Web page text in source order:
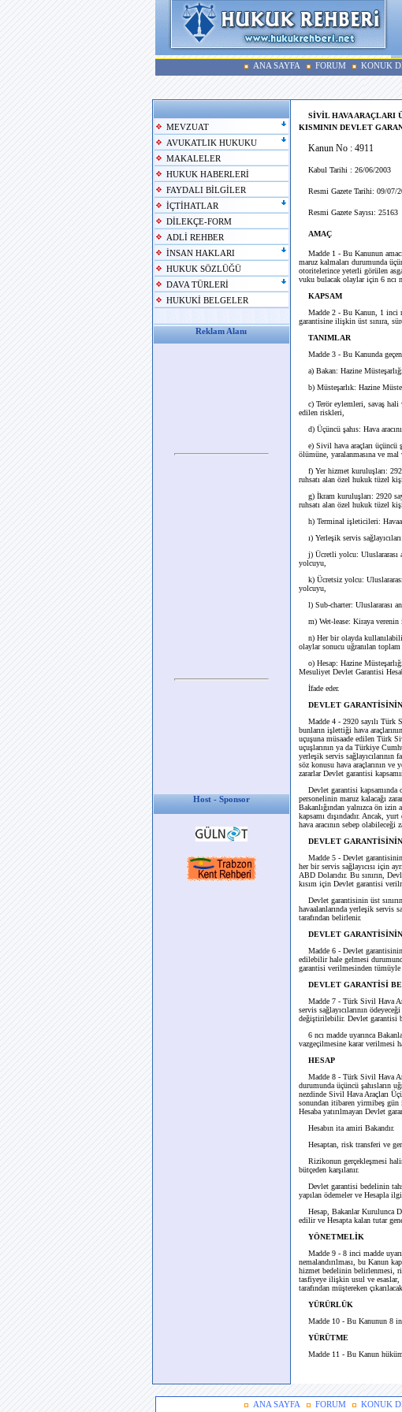
ANA SAYFA FORUM KONUK
MEVZUAT
AVUKATLIK HUKUKU
MAKALELER
HUKUK HABERLERİ
FAYDALI BİLGİLER
İÇTİHATLAR
DİLEKÇE-FORM
ADLİ REHBER
İNSAN HAKLARI
HUKUK SÖZLÜĞÜ
DAVA TÜRLERİ
HUKUKİ BELGELER
Reklam Alanı
Host - Sponsor
SİVİL HAVA ARAÇLARI
KISMININ DEVLET
Kanun No : 4911
Kabul Tarihi : 26/06/2003
Resmi Gazete Tarihi: 09/07/
Resmi Gazete Sayısı: 25163
AMAÇ
Madde 1 - Bu Kanunun
maruz kalmaları durumunda
otoritelerince yeterli görülen
vuku bulacak olaylar için 6 ncı
KAPSAM
Madde 2 - Bu Kanun, 1 inci
garantisine ilişkin üst sınıra,
TANIMLAR
Madde 3 - Bu Kanunda
a) Bakan: Hazine
b) Müsteşarlık: Hazine
c) Terör eylemleri, savaş hali
edilen riskleri,
d) Üçüncü şahıs: Hava
e) Sivil hava araçları üçüncü
ölümüne, yaralanmasına ve mal
f) Yer hizmet kuruluşları:
ruhsatı alan özel hukuk tüzel
g) İkram kuruluşları: 2920
ruhsatı alan özel hukuk tüzel
h) Terminal işleticileri:
ı) Yerleşik servis
j) Ücretli yolcu: Uluslararası
yolcuyu,
k) Ücretsiz yolcu: Uluslararası
yolcuyu,
l) Sub-charter: Uluslararası
m) Wet-lease: Kiraya verenin
n) Her bir olayda
olaylar sonucu uğranılan
o) Hesap: Hazine
Mesuliyet Devlet Garantisi
İfade eder.
DEVLET
Madde 4 - 2920 sayılı Türk
bunların işlettiği hava
uçuşuna müsaade edilen Türk
uçuşlarının ya da Türkiye
yerleşik servis
söz konusu hava araçlarının ve
zararlar Devlet garantisi
Devlet garantisi kapsamında
personelinin maruz kalacağı
Bakanlığından yalnızca ön izin
kapsamı dışındadır. Ancak,
hava aracının sebep
DEVLET
Madde 5 - Devlet
her bir servis sağlayıcısı için
ABD Dolarıdır. Bu sınırın,
kısım için Devlet garantisi
Devlet garantisinin üst
havaalanlarında yerleşik servis
tarafından belirlenir.
DEVLET
Madde 6 - Devlet
edilebilir hale gelmesi
garantisi verilmesinden
DEVLET GARANTİSİ
Madde 7 - Türk Sivil Hava
servis sağlayıcılarının
değiştirilebilir. Devlet garantisi
6 ncı madde uyarınca
vazgeçilmesine karar verilmesi
HESAP
Madde 8 - Türk Sivil Hava
durumunda üçüncü şahısların
nezdinde Sivil Hava Araçları
sonundan itibaren yirmibeş gün
Hesaba yatırılmayan Devlet
Hesabın ita amiri Bakandır.
Hesaptan, risk transferi ve
Rizikonun gerçekleşmesi
bütçeden karşılanır.
Devlet garantisi bedelinin
yapılan ödemeler ve Hesapla
Hesap, Bakanlar Kurulunca
edilir ve Hesapta kalan tutar
YÖNETMELİK
Madde 9 - 8 inci madde
nemalandırılması, bu Kanun
hizmet bedelinin belirlenmesi,
tasfiyeye ilişkin usul ve esaslar,
tarafından müştereken
YÜRÜRLÜK
Madde 10 - Bu Kanunun 8
YÜRÜTME
Madde 11 - Bu Kanun
ANA SAYFA FORUM KONUK